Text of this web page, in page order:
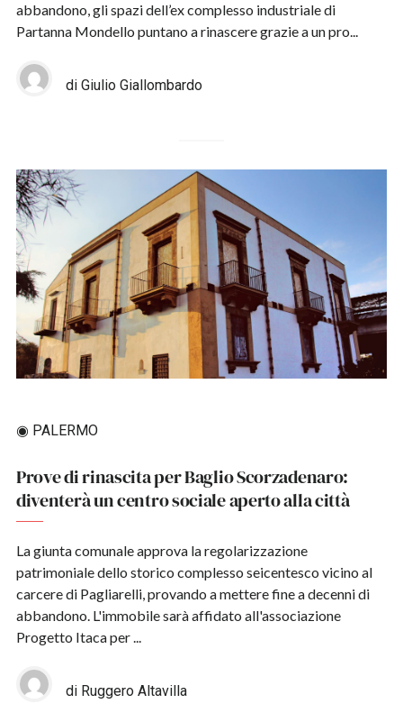
abbandono, gli spazi dell’ex complesso industriale di
Partanna Mondello puntano a rinascere grazie a un pro...
di Giulio Giallombardo
◉ PALERMO
Prove di rinascita per Baglio Scorzadenaro:
diventerà un centro sociale aperto alla città
La giunta comunale approva la regolarizzazione
patrimoniale dello storico complesso seicentesco vicino al
carcere di Pagliarelli, provando a mettere fine a decenni di
abbandono. L'immobile sarà affidato all'associazione
Progetto Itaca per ...
di Ruggero Altavilla